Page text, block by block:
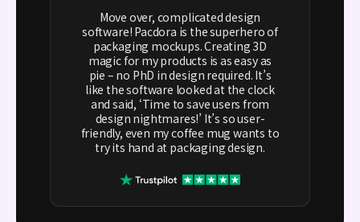
Move over, complicated design
software! Pacdora is the superhero of
packaging mockups. Creating 3D
magic for my products is as easy as
pie – no PhD in design required. It’s
like the software looked at the clock
and said, ‘Time to save users from
design nightmares!’ It’s so user-
friendly, even my coffee mug wants to
try its hand at packaging design.